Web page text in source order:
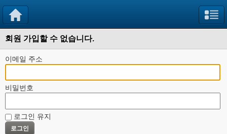
회원 가입할 수 없습니다.
이메일 주소
비밀번호
로그인 유지